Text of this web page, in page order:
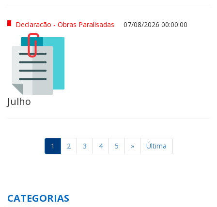
Declaracão - Obras Paralisadas 07/08/2026 00:00:00
Julho
1 2 3 4 5 » Última
CATEGORIAS